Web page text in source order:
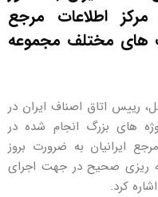
اطلاعات مرجع
های مختلف مجموعه
رییس اتاق اصناف ایران در
های بزرگ انجام شده در
ایرانیان به ضرورت بروز
ریزی صحیح در جهت اجرای
کرد.